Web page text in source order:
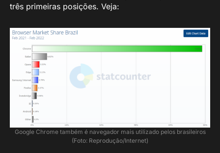
três primeiras posições. Veja:
Google Chrome também é navegador mais utilizado pelos brasileiros
(Foto: Reprodução/Internet)